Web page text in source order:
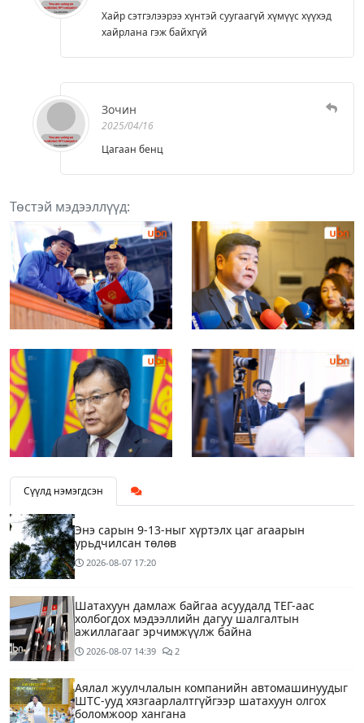
Хайр сэтгэлээрээ хүнтэй суугаагүй хүмүүс хүүхэд
хайрлана гэж байхгүй
Зочин
2025/04/16
Цагаан бенц
Төстэй мэдээллүүд:
Сүүлд нэмэгдсэн
Энэ сарын 9-13-ныг хүртэлх цаг агаарын
урьдчилсан төлөв
2026-08-07 17:20
Шатахуун дамлаж байгаа асуудалд ТЕГ-аас
холбогдох мэдээллийн дагуу шалгалтын
ажиллагааг эрчимжүүлж байна
2026-08-07 14:39 2
Аялал жуулчлалын компанийн автомашинуудыг
ШТС-ууд хязгаарлалтгүйгээр шатахуун олгох
боломжоор хангана